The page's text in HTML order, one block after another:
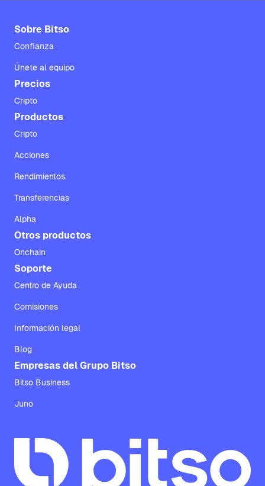
Sobre Bitso
Confianza
Únete al equipo
Precios
Cripto
Productos
Cripto
Acciones
Rendimientos
Transferencias
Alpha
Otros productos
Onchain
Soporte
Centro de Ayuda
Comisiones
Información legal
Blog
Empresas del Grupo Bitso
Bitso Business
Juno